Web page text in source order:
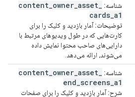
شناسه: content owner asset
cards a1
توضیحات:آمار بازدید و کلیک را برای
کارت‌هایی که در طول ویدیوهای مرتبط با
دارایی‌های صاحب محتوا نمایش داده
می‌شوند، ارائه می‌دهد.
شناسه: content owner asset
end screens a1
شرح:آمار بازدید و کلیک را برای صفحات